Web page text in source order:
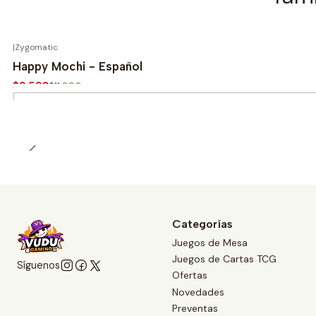
-20%
|Zygomatic
Happy Mochi - Español
$9.592$11.990
Síguenos
Categorías
Juegos de Mesa
Juegos de Cartas TCG
Ofertas
Novedades
Preventas